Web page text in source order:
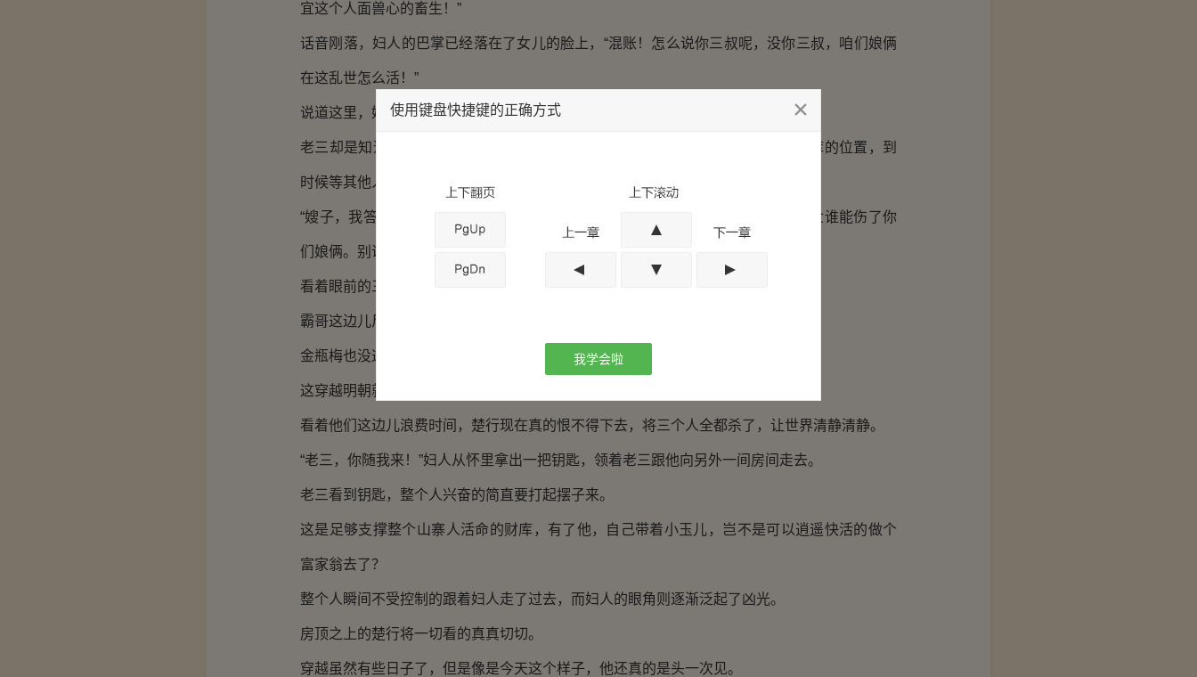
宜这个人面兽心的畜生！”
话音刚落，妇人的巴掌已经落在了女儿的脸上，“混账！怎么说你三叔呢，没你三叔，咱们娘俩
在这乱世怎么活！”
说道这里，她又顿了顿你，然后看向老三，却是不肯开口。
老三却是知道，女人其实也吃定了他，自己若是不答应，他肯定不会说出山寨财库的位置，到
时候等其他人反应过来，自己只能一切皆休。
“嫂子，我答应你便是。”说着怕妇人不信，还晃了晃手里的刀，“只要我在，这乱世谁能伤了你
们娘俩。别说陈二牛，就算是官军来了，又怎样？”
看着眼前的三人，楚行感觉三观备受震颤。
霸哥这边儿尸体还没凉透呢，你们就搞这个？
金瓶梅也没这么演啊！
这穿越明朝就够稀奇的，怎么还有你们这群人来毁我三观？
看着他们这边儿浪费时间，楚行现在真的恨不得下去，将三个人全都杀了，让世界清静清静。
“老三，你随我来！”妇人从怀里拿出一把钥匙，领着老三跟他向另外一间房间走去。
老三看到钥匙，整个人兴奋的简直要打起摆子来。
这是足够支撑整个山寨人活命的财库，有了他，自己带着小玉儿，岂不是可以逍遥快活的做个
富家翁去了？
整个人瞬间不受控制的跟着妇人走了过去，而妇人的眼角则逐渐泛起了凶光。
房顶之上的楚行将一切看的真真切切。
穿越虽然有些日子了，但是像是今天这个样子，他还真的是头一次见。
使用键盘快捷键的正确方式
我学会啦